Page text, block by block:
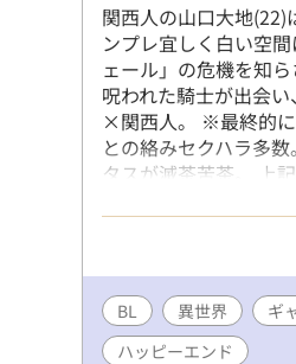
関西人の山口大地(22)
ンプレ宜しく白い空
ェール」の危機を知
呪われた騎士が出会
×関西人。 ※最終的に
との絡みセクハラ多
タスが滅茶苦茶。 上
字等、改善できる部
ライトノベルズにも
BL 異世界 ギ
ハッピーエンド